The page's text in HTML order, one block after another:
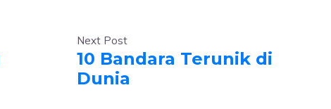
Next Post
10 Bandara Terunik di
Dunia